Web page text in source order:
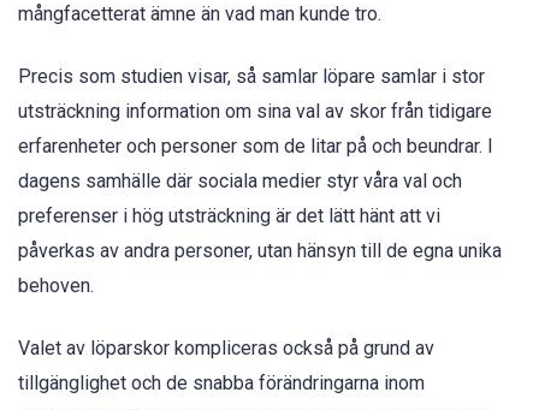
mångfacetterat ämne än vad man kunde tro.
Precis som studien visar, så samlar löpare samlar i stor
utsträckning information om sina val av skor från tidigare
erfarenheter och personer som de litar på och beundrar. I
dagens samhälle där sociala medier styr våra val och
preferenser i hög utsträckning är det lätt hänt att vi
påverkas av andra personer, utan hänsyn till de egna unika
behoven.
Valet av löparskor kompliceras också på grund av
tillgänglighet och de snabba förändringarna inom